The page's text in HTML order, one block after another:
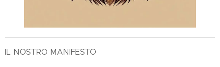
IL NOSTRO MANIFESTO